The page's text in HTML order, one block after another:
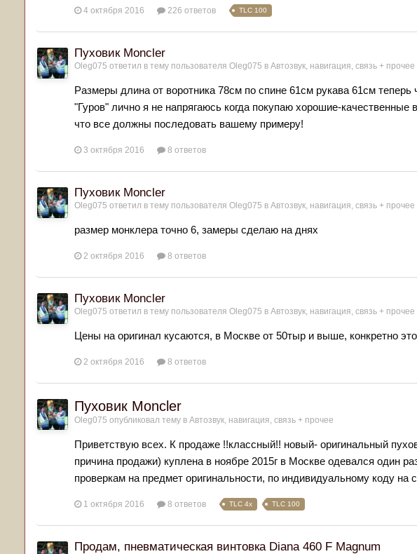
4 октября 2016 226 ответов TLC 100
Пуховик Moncler
Oleg075 ответил в тему пользователя Oleg075 в Автозвук, навигация, связь + прочее
Размеры длина от воротника 78см по спине 61см рукава 61см
"Гуров" лично я не напрягаюсь когда покупаю хорошие-
что все должны последовать вашему примеру!
3 октября 2016 8 ответов
Пуховик Moncler
Oleg075 ответил в тему пользователя Oleg075 в Автозвук, навигация, связь + прочее
размер монклера точно 6, замеры сделаю на днях
2 октября 2016 8 ответов
Пуховик Moncler
Oleg075 ответил в тему пользователя Oleg075 в Автозвук, навигация, связь + прочее
Цены на оригинал кусаются, в Москве от 50тыр и выше, конкретно
2 октября 2016 8 ответов
Пуховик Moncler
Oleg075 опубликовал тему в Автозвук, навигация, связь + прочее
Приветствую всех. К продаже !!классный!! новый- оригинальный
причина продажи) куплена в ноябре 2015г в Москве одевался один
проверкам на предмет оригинальности, по индивидуальному коду
1 октября 2016 8 ответов TLC 4x TLC 100
Продам, пневматическая винтовка Diana 460 F Magnum